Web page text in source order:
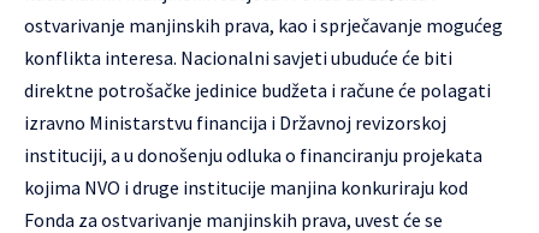
ostvarivanje manjinskih prava, kao i sprječavanje mogućeg
konflikta interesa. Nacionalni savjeti ubuduće će biti
direktne potrošačke jedinice budžeta i račune će polagati
izravno Ministarstvu financija i Državnoj revizorskoj
instituciji, a u donošenju odluka o financiranju projekata
kojima NVO i druge institucije manjina konkuriraju kod
Fonda za ostvarivanje manjinskih prava, uvest će se